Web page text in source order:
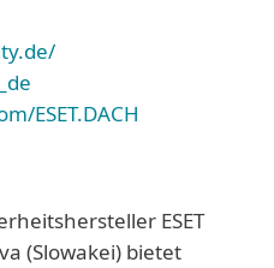
ESET.DACH
ESET
(Slowakei) bietet